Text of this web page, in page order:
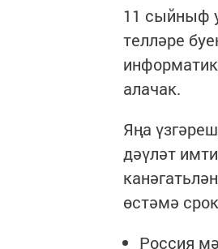
11 сыйныф
телләре
алачак.
Яңа
дәүләт
өстәмә
Россия